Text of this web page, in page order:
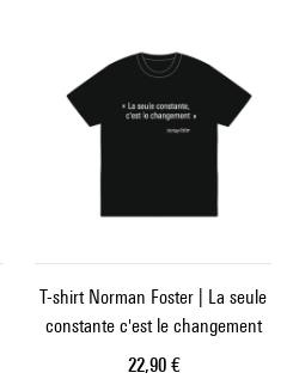
T-shirt Norman Foster | La seule
constante c'est le changement
Prix ​​actuel
22,90 €